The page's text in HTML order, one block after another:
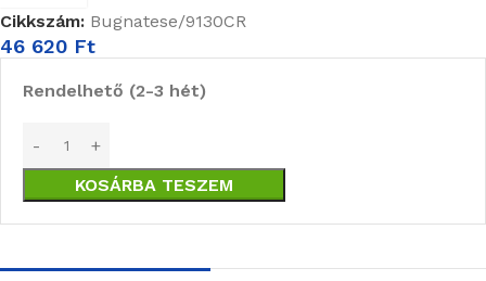
Cikkszám: Bugnatese/9130CR
46 620 Ft
Rendelhető (2-3 hét)
KOSÁRBA TESZEM